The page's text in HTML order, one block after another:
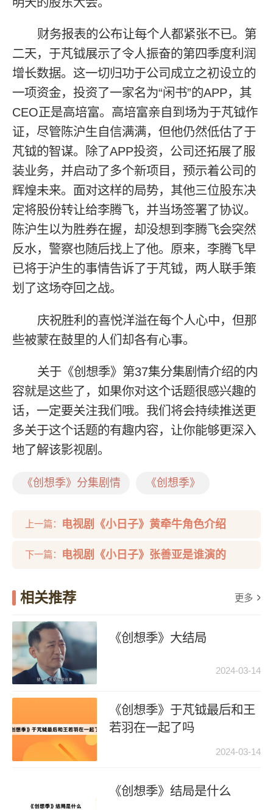
财务报表的公布让每个人都紧张不已。第
二天，于芃钺展示了令人振奋的第四季度利润
增长数据。这一切归功于公司成立之初设立的
一项资金，投资了一家名为“闲书”的APP，其
CEO正是高培富。高培富亲自到场为于芃钺作
证，尽管陈沪生自信满满，但他仍然低估了于
芃钺的智谋。除了APP投资，公司还拓展了服
装业务，并启动了多个新项目，预示着公司的
辉煌未来。面对这样的局势，其他三位股东决
定将股份转让给李腾飞，并当场签署了协议。
陈沪生以为胜券在握，却没想到李腾飞会突然
反水，警察也随后找上了他。原来，李腾飞早
已将于沪生的事情告诉了于芃钺，两人联手策
划了这场夺回之战。
庆祝胜利的喜悦洋溢在每个人心中，但那
些被蒙在鼓里的人们却各有心事。
关于《创想季》第37集分集剧情介绍的内
容就是这些了，如果你对这个话题很感兴趣的
话，一定要关注我们哦。我们将会持续推送更
多关于这个话题的有趣内容，让你能够更深入
地了解该影视剧。
《创想季》分集剧情 《创想季》
上一篇： 电视剧《小日子》黄牵牛角色介绍
下一篇： 电视剧《小日子》张善亚是谁演的
相关推荐 更多
《创想季》大结局
2024-03-14
《创想季》于芃钺最后和王
若羽在一起了吗
2024-03-14
《创想季》结局是什么